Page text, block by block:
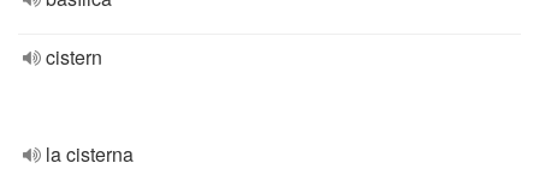
cistern
la cisterna